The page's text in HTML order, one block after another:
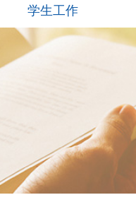
学生工作